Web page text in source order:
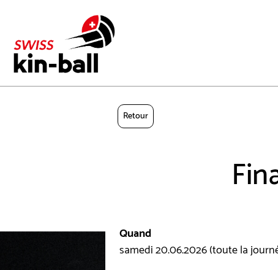
Retour
Quand
samedi 20.06.2026 (toute la